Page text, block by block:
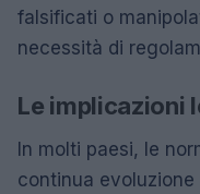
falsificati o
necessità di
Le implicazioni
In molti paesi, le
continua